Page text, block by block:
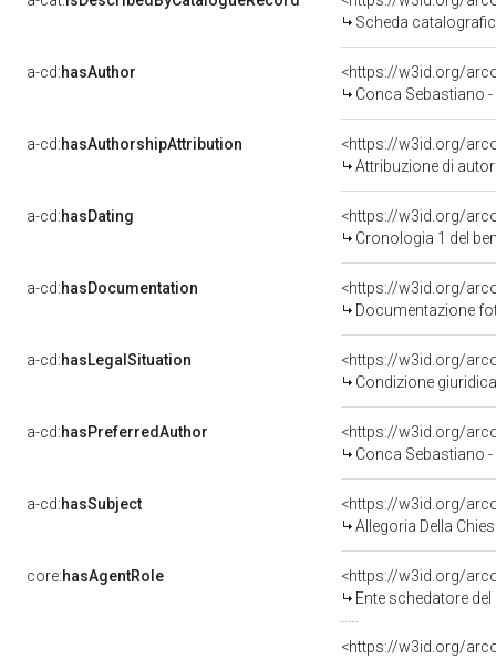
Scheda
a-cd:hasAuthor
<https://w3id.org/
Conca Sebastiano
a-cd:hasAuthorshipAttribution
<https://w3id.org/
Attribuzione di
a-cd:hasDating
<https://w3id.org/
Cronologia 1 del
a-cd:hasDocumentation
Documentazione
a-cd:hasLegalSituation
Condizione
a-cd:hasPreferredAuthor
<https://w3id.org/
Conca Sebastiano
a-cd:hasSubject
<https://w3id.org/
Allegoria Della
core:hasAgentRole
<https://w3id.org/
Ente schedatore
<https://w3id.org/